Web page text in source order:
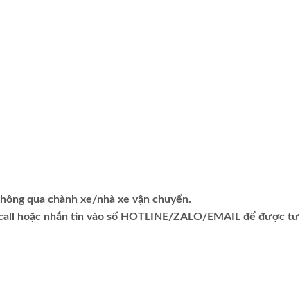
qua chành xe/nhà xe vận chuyển.
hoặc nhắn tin vào số HOTLINE/ZALO/EMAIL để được tư